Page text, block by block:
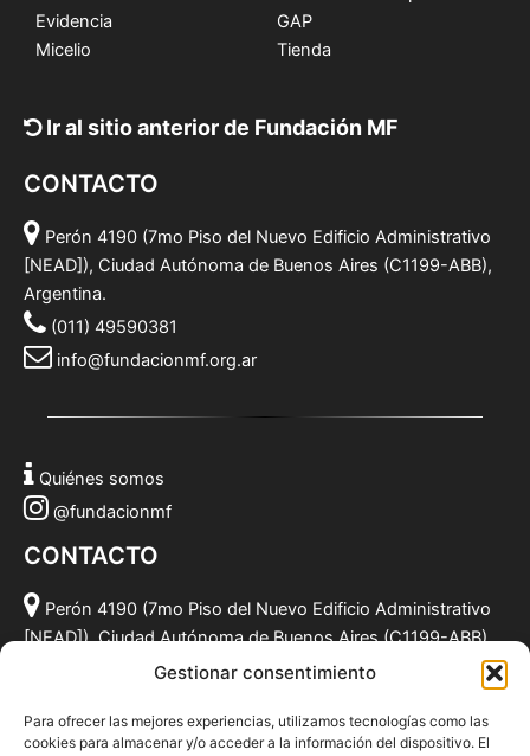
Gestionar consentimiento
Para ofrecer las mejores experiencias, utilizamos tecnologías como las
cookies para almacenar y/o acceder a la información del dispositivo. El
Evidencia
Micelio
GAP
Tienda
Ir al sitio anterior de Fundación MF
CONTACTO
Perón 4190 (7mo Piso del Nuevo Edificio Administrativo
[NEAD]), Ciudad Autónoma de Buenos Aires (C1199-ABB),
Argentina.
(011) 49590381
info@fundacionmf.org.ar
Quiénes somos
@fundacionmf
CONTACTO
Perón 4190 (7mo Piso del Nuevo Edificio Administrativo
[NEAD]), Ciudad Autónoma de Buenos Aires (C1199-ABB),
info@fundacionmf.org.ar